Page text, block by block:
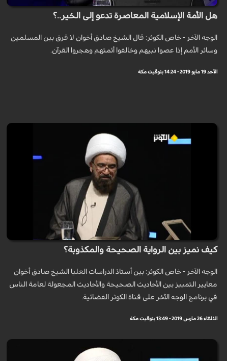
هل الأمة الإسلامية المعاصرة تدعو إلى الخير..؟
الوجه الآخر - خاص الكوثر: قال الشيخ صادق أخوان لا فرق بين المسلمين
وسائر الأمم إذا عصوا نبيهم وخالفوا أئمتهم وهجروا القرآن.
الأحد 19 مايو 2019 - 14:24 بتوقيت مكة
كيف نميز بين الرواية الصحيحة والمكذوبة؟
الوجه الآخر - خاص الكوثر: بين أستاذ الدراسات العليا الشيخ صادق أخوان
معايير التمييز بين الأحاديث الصحيحة والأحاديث المجعولة لعامة الناس
في برنامج الوجه الآخر على قناة الكوثر الفضائية.
الثلاثاء 26 مارس 2019 - 13:49 بتوقيت مكة